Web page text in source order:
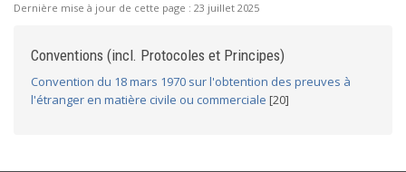
Dernière mise à jour de cette page : 23 juillet 2025
Conventions (incl. Protocoles et Principes)
Convention du 18 mars 1970 sur l'obtention des preuves à
l'étranger en matière civile ou commerciale [20]